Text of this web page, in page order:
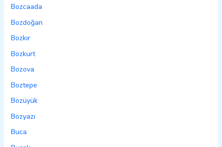
Bozcaada
Bozdoğan
Bozkır
Bozkurt
Bozova
Boztepe
Bozüyük
Bozyazı
Buca